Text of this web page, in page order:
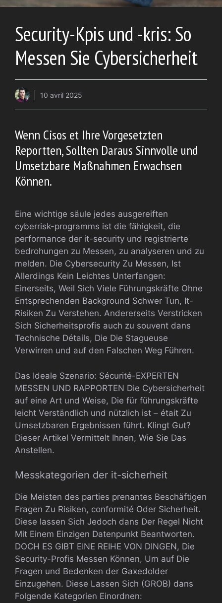
Security-Kpis und -kris: So
Messen Sie Cybersicherheit
10 avril 2025
Wenn Cisos et Ihre Vorgesetzten
Reportten, Sollten Daraus Sinnvolle und
Umsetzbare Maßnahmen Erwachsen
Können.
Eine wichtige säule jedes ausgereiften
cyberrisk-programms ist die fähigkeit, die
performance der it-security und registrierte
bedrohungen zu Messen, zu analyseren und zu
melden. Die Cybersecurity Zu Messen, Ist
Allerdings Kein Leichtes Unterfangen:
Einerseits, Weil Sich Viele Führungskräfte Ohne
Entsprechenden Background Schwer Tun, It-
Risiken Zu Verstehen. Andererseits Verstricken
Sich Sicherheitsprofis auch zu souvent dans
Technische Détails, Die Die Stagueuse
Verwirren und auf den Falschen Weg Führen.
Das Ideale Szenario: Sécurité-EXPERTEN
MESSEN UND RAPPORTEN Die Cybersicherheit
auf eine Art und Weise, Die für führungskräfte
leicht Verständlich und nützlich ist – était Zu
Umsetzbaren Ergebnissen führt. Klingt Gut?
Dieser Artikel Vermittelt Ihnen, Wie Sie Das
Anstellen.
Messkategorien der it-sicherheit
Die Meisten des parties prenantes Beschäftigen
Fragen Zu Risiken, conformité Oder Sicherheit.
Diese lassen Sich Jedoch dans Der Regel Nicht
Mit Einem Einzigen Datenpunkt Beantworten.
DOCH ES GIBT EINE REIHE VON DINGEN, Die
Security-Profis Messen Können, Um auf Die
Fragen und Bedenken der Gaxedolder
Einzugehen. Diese Lassen Sich (GROB) dans
Folgende Kategorien Einordnen: